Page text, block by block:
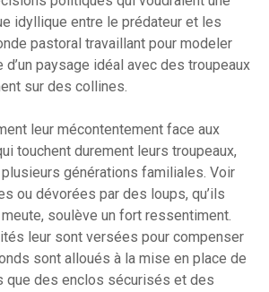
idyllique entre le prédateur et les
pastoral travaillant pour modeler
d’un paysage idéal avec des troupeaux
sur des collines.
leur mécontentement face aux
touchent durement leurs troupeaux,
générations familiales. Voir
ou dévorées par des loups, qu’ils
soulève un fort ressentiment.
leur sont versées pour compenser
sont alloués à la mise en place de
des enclos sécurisés et des